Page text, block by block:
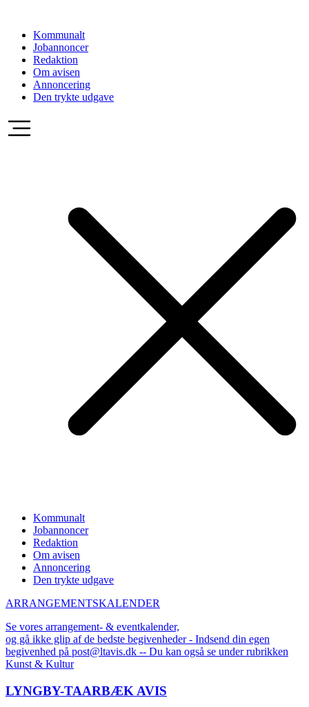
indholdKommunalt
Jobannoncer
Redaktion
Om avisen
Annoncering
Den trykte udgave
Kommunalt
Jobannoncer
Redaktion
Om avisen
Annoncering
Den trykte udgave
ARRANGEMENTSKALENDER
Se vores arrangement- & eventkalender,
og gå ikke glip af de bedste begivenheder - Indsend din egen
begivenhed på post@ltavis.dk -- Du kan også se under rubrikken
Kunst & Kultur
LYNGBY-TAARBÆK AVIS